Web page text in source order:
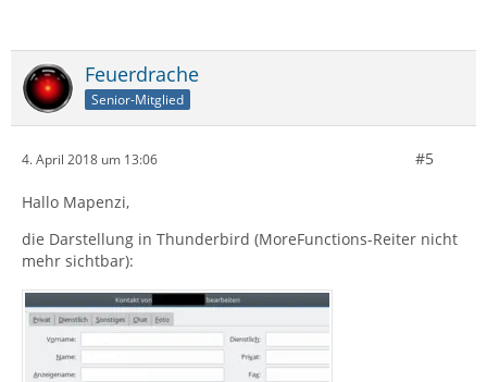
Feuerdrache
Senior-Mitglied
4. April 2018 um 13:06 #5
Hallo Mapenzi,
die Darstellung in Thunderbird (MoreFunctions-Reiter nicht
mehr sichtbar):